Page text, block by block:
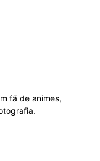
fã de animes,